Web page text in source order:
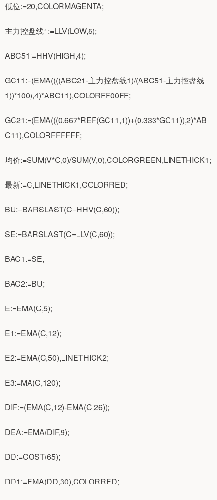
低位:=20,COLORMAGENTA;
主力控盘线1:=LLV(LOW,5);
ABC51:=HHV(HIGH,4);
GC11:=(EMA((((ABC21-主力控盘线1)/(ABC51-主力控盘线
1))*100),4)*ABC11),COLORFF00FF;
GC21:=(EMA(((0.667*REF(GC11,1))+(0.333*GC11)),2)*AB
C11),COLORFFFFFF;
均价:=SUM(V*C,0)/SUM(V,0),COLORGREEN,LINETHICK1;
最新:=C,LINETHICK1,COLORRED;
BU:=BARSLAST(C=HHV(C,60));
SE:=BARSLAST(C=LLV(C,60));
BAC1:=SE;
BAC2:=BU;
E:=EMA(C,5);
E1:=EMA(C,12);
E2:=EMA(C,50),LINETHICK2;
E3:=MA(C,120);
DIF:=(EMA(C,12)-EMA(C,26));
DEA:=EMA(DIF,9);
DD:=COST(65);
DD1:=EMA(DD,30),COLORRED;